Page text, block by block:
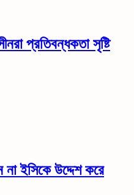
প্রতিবন্ধকতা সৃষ্টি
ইসিকে উদ্দেশ করে